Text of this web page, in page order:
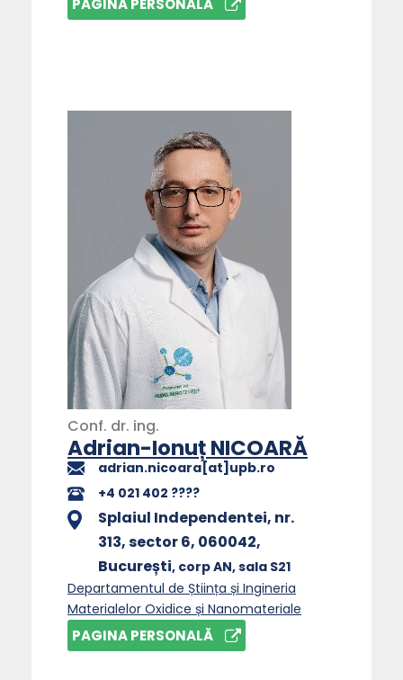
PAGINA PERSONALĂ
Conf. dr. ing.
Adrian-Ionuț NICOARĂ
adrian.nicoara[at]upb.ro
+4 021 402 ????
Splaiul Independentei, nr.
313, sector 6, 060042,
București, corp AN, sala S21
Departamentul de Știința și Ingineria
Materialelor Oxidice și Nanomateriale
PAGINA PERSONALĂ